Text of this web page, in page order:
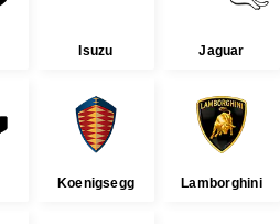
Isuzu Jaguar
Koenigsegg Lamborghini